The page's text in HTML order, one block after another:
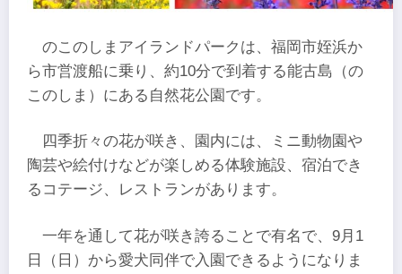
のこのしまアイランドパークは、福岡市姪浜か
ら市営渡船に乗り、約10分で到着する能古島（の
このしま）にある自然花公園です。
四季折々の花が咲き、園内には、ミニ動物園や
陶芸や絵付けなどが楽しめる体験施設、宿泊でき
るコテージ、レストランがあります。
一年を通して花が咲き誇ることで有名で、9月1
日（日）から愛犬同伴で入園できるようになりま